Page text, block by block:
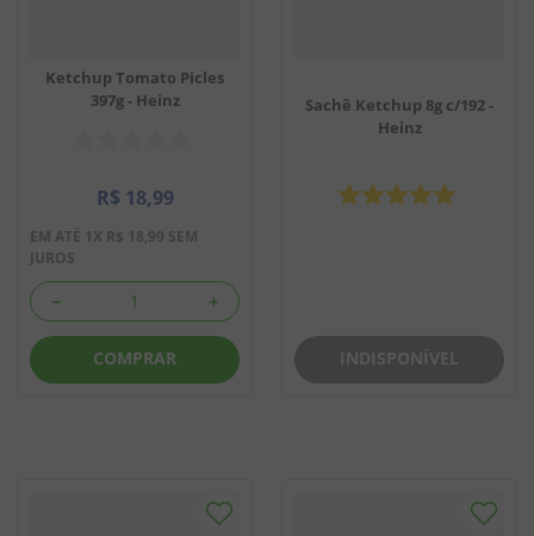
Ketchup Tomato Picles
397g - Heinz
R$ 18,99
EM ATÉ 1X R$ 18,99 SEM
JUROS
＋
－
COMPRAR
Sachê Ketchup 8g c/192 -
Heinz
INDISPONÍVEL